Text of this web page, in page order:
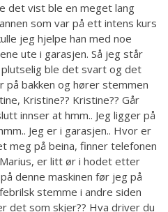
det vist ble en meget lang
som var på ett intens kurs
jeg hjelpe han med noe
ute i garasjen. Så jeg står
ble det svart og det
bakken og hører stemmen
Kristine?? Kristine?? Går
innser at hmm.. Jeg ligger på
Jeg er i garasjen.. Hvor er
meg på beina, finner telefonen
er litt ør i hodet etter
denne maskinen før jeg på
stemme i andre siden
det som skjer?? Hva driver du